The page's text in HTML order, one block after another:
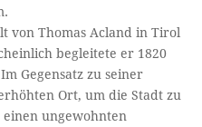
von Thomas Acland in Tirol
begleitete er 1820
Gegensatz zu seiner
Ort, um die Stadt zu
einen ungewohnten